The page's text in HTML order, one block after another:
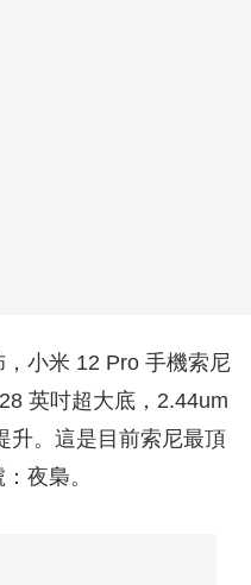
小米 12 Pro 手機索尼
英吋超大底，2.44um
升。這是目前索尼最頂
夜梟。